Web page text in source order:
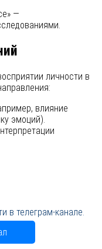
—
личности в
влияние
эмоций).
в телеграм-канале.